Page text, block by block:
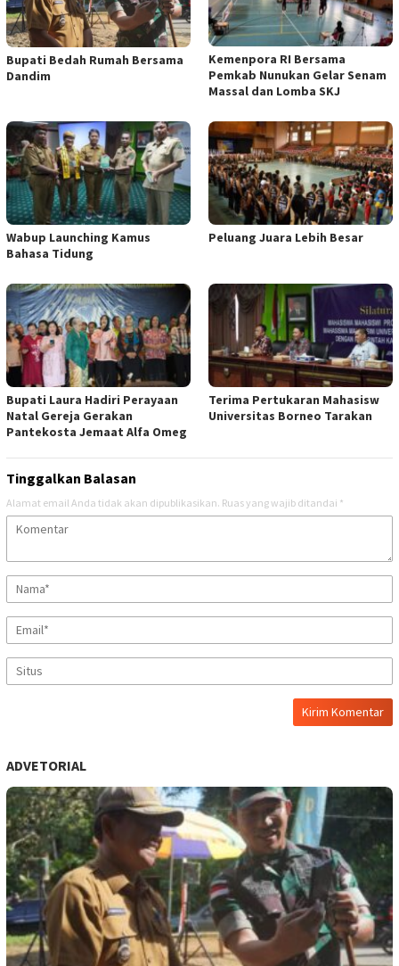
Bupati Bedah Rumah Bersama
Dandim
Kemenpora RI Bersama
Pemkab Nunukan Gelar Senam
Massal dan Lomba SKJ
Wabup Launching Kamus
Bahasa Tidung
Peluang Juara Lebih Besar
Bupati Laura Hadiri Perayaan
Natal Gereja Gerakan
Pantekosta Jemaat Alfa Omeg
Terima Pertukaran Mahasisw
Universitas Borneo Tarakan
Tinggalkan Balasan
Alamat email Anda tidak akan dipublikasikan. Ruas yang wajib ditandai *
ADVETORIAL